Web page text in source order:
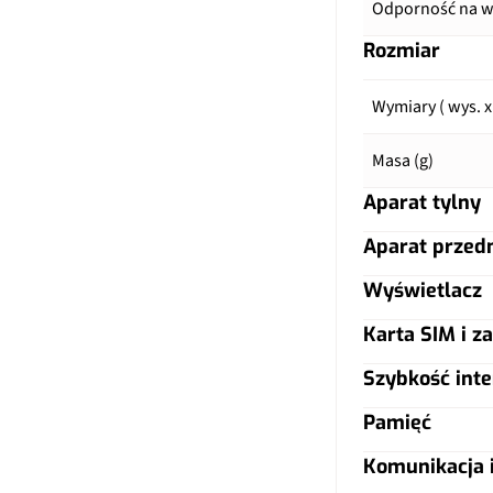
Odporność na
Rozmiar
Wymiary ( wys.
Masa (g)
Aparat tylny
Główny aparat
Autofocus
Matryca
Lampa błyskowa
Aparat
Główny aparat
Matryca
Lampa błyskowa
Wyświetlacz
Typ ekranu
Rozdzielczość
Karta SIM i
Typ karty SIM
Szybkość
LTE
Pamięć
Warianty pamięci
Komunikacja